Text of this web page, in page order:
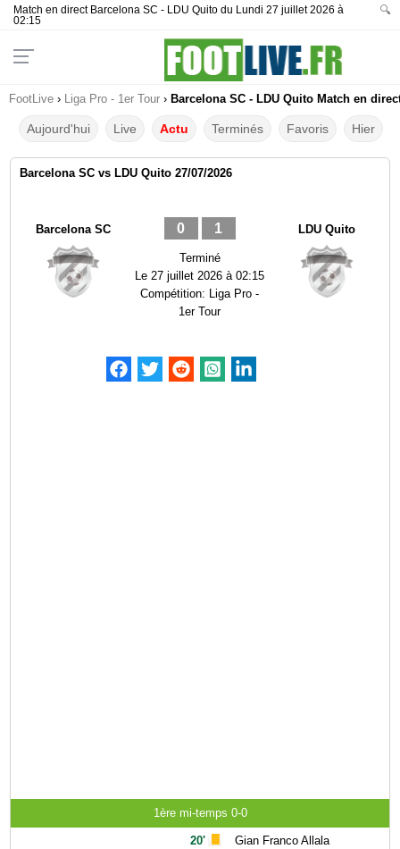
Match en direct Barcelona SC - LDU Quito du Lundi 27 juillet 2026 à
02:15
🔍
FootLive › Liga Pro - 1er Tour › Barcelona SC - LDU Quito Match en
Aujourd'hui Live Actu Terminés Favoris Hier
Barcelona SC vs LDU Quito 27/07/2026
Barcelona SC 0 1
Terminé
Le27 juillet 2026 à 02:15
Compétition: Liga Pro -
1er Tour
LDU Quito
1ère mi-temps 0-0
20'
Gian Franco Allala